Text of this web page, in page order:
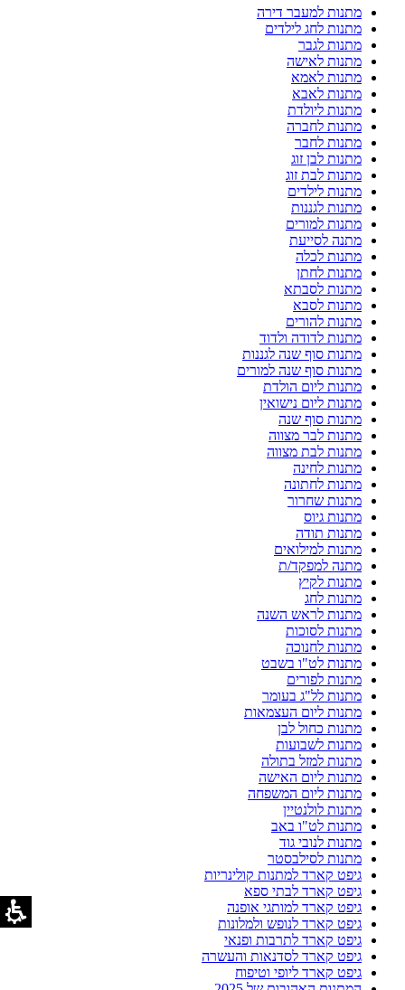
מתנות למעבר דירה
מתנות לחג לילדים
מתנות לגבר
מתנות לאישה
מתנות לאמא
מתנות לאבא
מתנות ליולדת
מתנות לחברה
מתנות לחבר
מתנות לבן זוג
מתנות לבת זוג
מתנות לילדים
מתנות לגננות
מתנות למורים
מתנה לסייעת
מתנות לכלה
מתנות לחתן
מתנות לסבתא
מתנות לסבא
מתנות להורים
מתנות לדודה ולדוד
מתנות סוף שנה לגננות
מתנות סוף שנה למורים
מתנות ליום הולדת
מתנות ליום נישואין
מתנות סוף שנה
מתנות לבר מצווה
מתנות לבת מצווה
מתנות לחינה
מתנות לחתונה
מתנות שחרור
מתנות גיוס
מתנות תודה
מתנות למילואים
מתנה למפקד/ת
מתנות לקיץ
מתנות לחג
מתנות לראש השנה
מתנות לסוכות
מתנות לחנוכה
מתנות לט"ו בשבט
מתנות לפורים
מתנות לל"ג בעומר
מתנות ליום העצמאות
מתנות כחול לבן
מתנות לשבועות
מתנות למזל בתולה
מתנות ליום האישה
מתנות ליום המשפחה
מתנות לולנטיין
מתנות לט"ו באב
מתנות לנובי גוד
מתנות לסילבסטר
גיפט קארד למתנות קולינריות
גיפט קארד לבתי ספא
גיפט קארד למותגי אופנה
גיפט קארד לנופש ולמלונות
גיפט קארד לתרבות ופנאי
גיפט קארד לסדנאות והעשרה
גיפט קארד ליופי וטיפוח